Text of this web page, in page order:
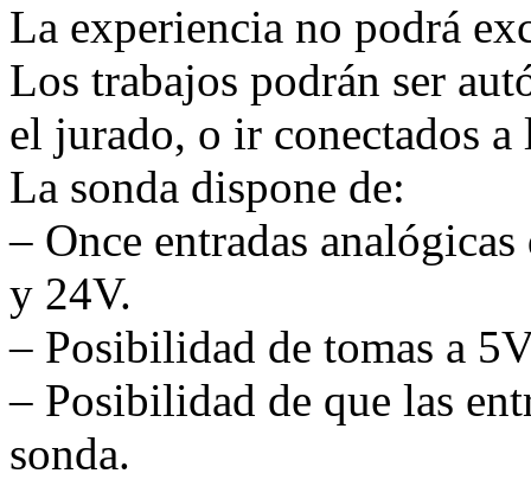
La experiencia no podrá
Los trabajos podrán ser
el jurado, o ir conectados a
La sonda dispone de:
– Once entradas
y 24V.
– Posibilidad de tomas a
– Posibilidad de que las
sonda.